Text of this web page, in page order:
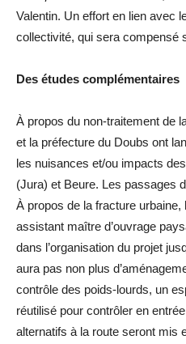
Valentin. Un effort en lien avec
collectivité, qui sera compensé
Des études complémentaires
À propos du non-traitement de
et la préfecture du Doubs ont
les nuisances et/ou impacts
(Jura) et Beure. Les passages
À propos de la fracture urbaine,
assistant maître d’ouvrage
dans l’organisation du projet
aura pas non plus
contrôle des poids-lourds, un
réutilisé pour contrôler en
alternatifs à la route seront mis